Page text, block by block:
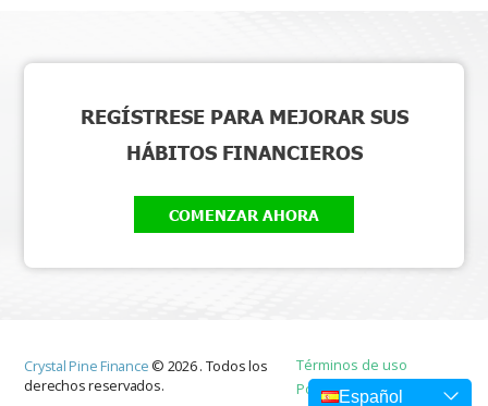
Español
REGÍSTRESE PARA MEJORAR SUS
HÁBITOS FINANCIEROS
COMENZAR AHORA
Crystal Pine Finance © 2026. Todos los
derechos reservados.
Términos de uso
Política de privacidad